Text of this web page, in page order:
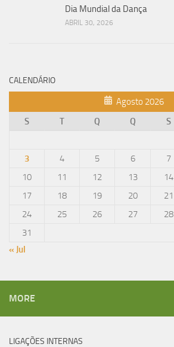
Dia Mundial da Dança
ABRIL 30, 2026
CALENDÁRIO
Agosto 2026
S
T Q Q S
3
4 5 6 7
10
11 12 13 14
17
18 19 20 21
24
25 26 27 28
31
« Jul
MORE
LIGAÇÕES INTERNAS